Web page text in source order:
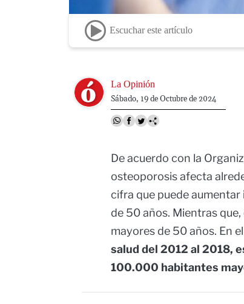
Escuchar este artículo
Image La Opinión
Sábado, 19 de Octubre de 2024
De acuerdo con la
osteoporosis afecta
cifra que puede
de 50 años. Mientras
mayores de 50 años. En
salud del 2012 al 2018,
100.000 habitantes